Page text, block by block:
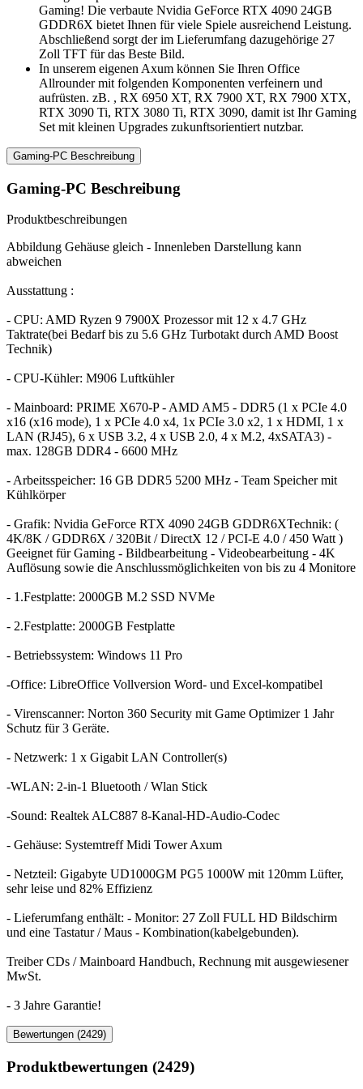
Gaming! Die verbaute Nvidia GeForce RTX 4090 24GB
GDDR6X bietet Ihnen für viele Spiele ausreichend Leistung.
Abschließend sorgt der im Lieferumfang dazugehörige 27
Zoll TFT für das Beste Bild.
In unserem eigenen Axum können Sie Ihren Office
Allrounder mit folgenden Komponenten verfeinern und
aufrüsten. zB. , RX 6950 XT, RX 7900 XT, RX 7900 XTX,
RTX 3090 Ti, RTX 3080 Ti, RTX 3090, damit ist Ihr Gaming
Set mit kleinen Upgrades zukunftsorientiert nutzbar.
Gaming-PC Beschreibung
Gaming-PC Beschreibung
Produktbeschreibungen
Abbildung Gehäuse gleich - Innenleben Darstellung kann
abweichen
Ausstattung :
- CPU: AMD Ryzen 9 7900X Prozessor mit 12 x 4.7 GHz
Taktrate(bei Bedarf bis zu 5.6 GHz Turbotakt durch AMD Boost
Technik)
- CPU-Kühler: M906 Luftkühler
- Mainboard: PRIME X670-P - AMD AM5 - DDR5 (1 x PCIe 4.0
x16 (x16 mode), 1 x PCIe 4.0 x4, 1x PCIe 3.0 x2, 1 x HDMI, 1 x
LAN (RJ45), 6 x USB 3.2, 4 x USB 2.0, 4 x M.2, 4xSATA3) -
max. 128GB DDR4 - 6600 MHz
- Arbeitsspeicher: 16 GB DDR5 5200 MHz - Team Speicher mit
Kühlkörper
- Grafik: Nvidia GeForce RTX 4090 24GB GDDR6XTechnik: (
4K/8K / GDDR6X / 320Bit / DirectX 12 / PCI-E 4.0 / 450 Watt )
Geeignet für Gaming - Bildbearbeitung - Videobearbeitung - 4K
Auflösung sowie die Anschlussmöglichkeiten von bis zu 4 Monitore
- 1.Festplatte: 2000GB M.2 SSD NVMe
- 2.Festplatte: 2000GB Festplatte
- Betriebssystem: Windows 11 Pro
-Office: LibreOffice Vollversion Word- und Excel-kompatibel
- Virenscanner: Norton 360 Security mit Game Optimizer 1 Jahr
Schutz für 3 Geräte.
- Netzwerk: 1 x Gigabit LAN Controller(s)
-WLAN: 2-in-1 Bluetooth / Wlan Stick
-Sound: Realtek ALC887 8-Kanal-HD-Audio-Codec
- Gehäuse: Systemtreff Midi Tower Axum
- Netzteil: Gigabyte UD1000GM PG5 1000W mit 120mm Lüfter,
sehr leise und 82% Effizienz
- Lieferumfang enthält: - Monitor: 27 Zoll FULL HD Bildschirm
und eine Tastatur / Maus - Kombination(kabelgebunden).
Treiber CDs / Mainboard Handbuch, Rechnung mit ausgewiesener
MwSt.
- 3 Jahre Garantie!
Bewertungen (2429)
Produktbewertungen (2429)